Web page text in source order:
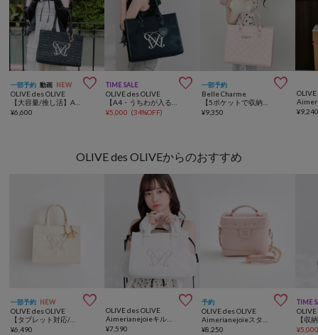
一部予約 動画 NEW 
OLIVE des OLIVE
¥6,600
TIME SALE 
OLIVE des OLIVE
¥5,000 (34%OFF)
一部予約 
Belle Charme
【5ポケットで収納力◎】 Quilted Carry on Tote
¥9,350 ¥
OLIVE des OLIVEからのおすすめ
一部予約 NEW 
OLIVE des OLIVE
¥6,490

OLIVE des OLIVE
¥7,590
予約 
OLIVE des OLIVE
¥8,250
TIME
¥